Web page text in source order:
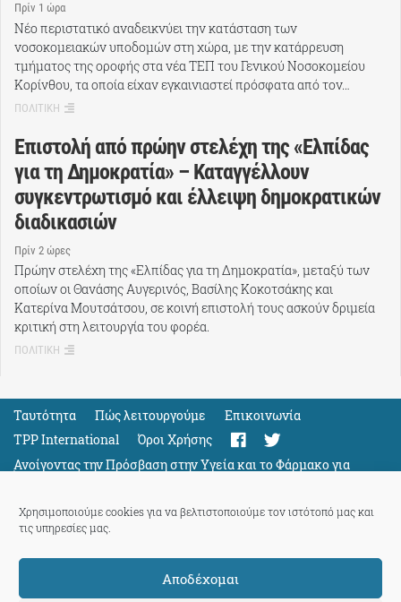
Χρησιμοποιούμε cookies για να βελτιστοποιούμε τον ιστότοπό μας και
τις υπηρεσίες μας.
Αποδέχομαι
Πρίν 1 ώρα
Νέο περιστατικό αναδεικνύει την κατάσταση των
νοσοκομειακών υποδομών στη χώρα, με την κατάρρευση
τμήματος της οροφής στα νέα ΤΕΠ του Γενικού Νοσοκομείου
Κορίνθου, τα οποία είχαν εγκαινιαστεί πρόσφατα από τον…
ΠΟΛΙΤΙΚΗ
Επιστολή από πρώην στελέχη της «Ελπίδας
για τη Δημοκρατία» – Καταγγέλλουν
συγκεντρωτισμό και έλλειψη δημοκρατικών
διαδικασιών
Πρίν 2 ώρες
Πρώην στελέχη της «Ελπίδας για τη Δημοκρατία», μεταξύ των
οποίων οι Θανάσης Αυγερινός, Βασίλης Κοκοτσάκης και
Κατερίνα Μουτσάτσου, σε κοινή επιστολή τους ασκούν δριμεία
κριτική στη λειτουργία του φορέα.
ΠΟΛΙΤΙΚΗ
Ταυτότητα Πώς λειτουργούμε
Eπικοινωνία
TPP International
Όροι Χρήσης
Ανοίγοντας την Πρόσβαση στην Υγεία και το Φάρμακο για
Όλους
Support
ThePressProject